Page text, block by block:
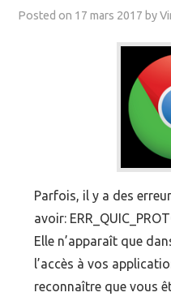
EVÉNEMENTS
Posted on 17 mars 2017 by
Parfois, il y a des
avoir:
Elle n’apparaît que
l’accès à vos
reconnaître que vous